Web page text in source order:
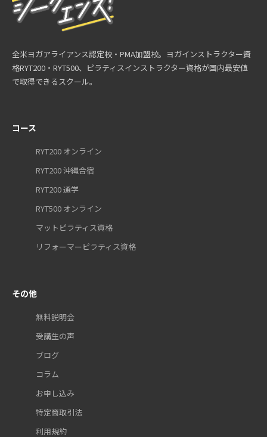
全米ヨガアライアンス認定校・PMA加盟校。ヨガインストラクター資
格RYT200・RYT500、ピラティスインストラクター資格が国内最安値
で取得できるスクール。
コース
RYT200 オンライン
RYT200 沖縄合宿
RYT200 通学
RYT500 オンライン
マットピラティス資格
リフォーマーピラティス資格
その他
無料説明会
受講生の声
ブログ
コラム
お申し込み
特定商取引法
利用規約